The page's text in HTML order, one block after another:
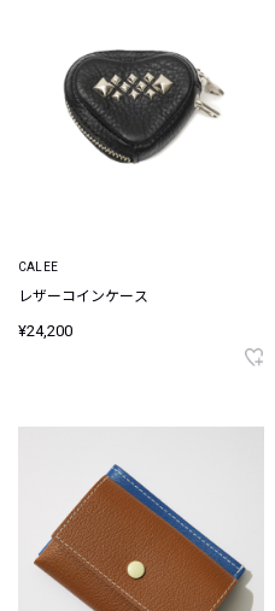
CALEE
レザーコインケース
¥24,200